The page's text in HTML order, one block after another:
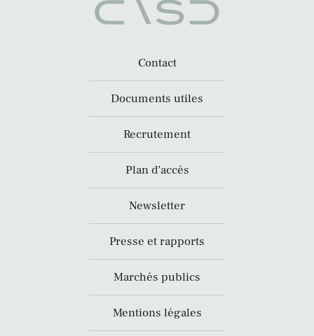
Contact
Documents utiles
Recrutement
Plan d’accès
Newsletter
Presse et rapports
Marchés publics
Mentions légales